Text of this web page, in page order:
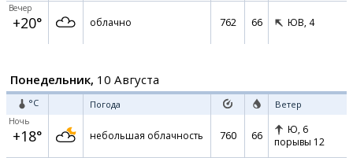
Вечер
+20° облачно 762 66 ЮВ, 4
Понедельник, 10 Августа
°C Погода Ветер
Ночь
+18° небольшая облачность 760 66 Ю, 6
порывы 12